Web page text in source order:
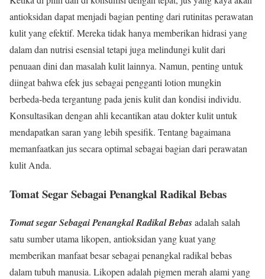
antioksidan dapat menjadi bagian penting dari rutinitas perawatan
kulit yang efektif. Mereka tidak hanya memberikan hidrasi yang
dalam dan nutrisi esensial tetapi juga melindungi kulit dari
penuaan dini dan masalah kulit lainnya. Namun, penting untuk
diingat bahwa efek jus sebagai pengganti lotion mungkin
berbeda-beda tergantung pada jenis kulit dan kondisi individu.
Konsultasikan dengan ahli kecantikan atau dokter kulit untuk
mendapatkan saran yang lebih spesifik. Tentang bagaimana
memanfaatkan jus secara optimal sebagai bagian dari perawatan
kulit Anda.
Tomat Segar Sebagai Penangkal Radikal Bebas
Tomat segar Sebagai Penangkal Radikal Bebasadalah salah
satu sumber utama likopen, antioksidan yang kuat yang
memberikan manfaat besar sebagai penangkal radikal bebas
dalam tubuh manusia. Likopen adalah pigmen merah alami yang